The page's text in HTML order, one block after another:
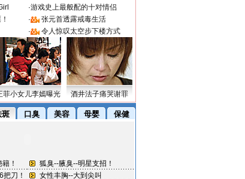
·游戏史上最般配的十对情侣
·
张元首透露戒毒生活
· 令人惊叹太空步下楼方式
菲小女儿李嫣曝光 酒井法子痛哭谢罪